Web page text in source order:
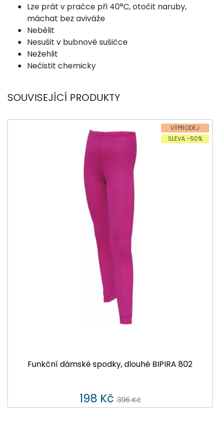
Lze prát v pračce při 40°C, otočit naruby,
máchat bez aviváže
Nebělit
Nesušit v bubnové sušičce
Nežehlit
Nečistit chemicky
SOUVISEJÍCÍ PRODUKTY
VÝPRODEJ
SLEVA -50%
Funkční dámské spodky, dlouhé BIPIRA 802
198 Kč 396 Kč